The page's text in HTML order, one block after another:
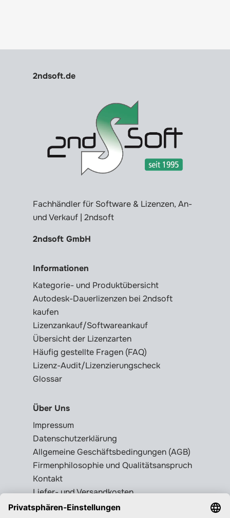
2ndsoft.de
Fachhändler für Software & Lizenzen, An-
und Verkauf | 2ndsoft
2ndsoft GmbH
Informationen
Kategorie- und Produktübersicht
Autodesk-Dauerlizenzen bei 2ndsoft
kaufen
Lizenzankauf/Softwareankauf
Übersicht der Lizenzarten
Häufig gestellte Fragen (FAQ)
Lizenz-Audit/Lizenzierungscheck
Glossar
Über Uns
Impressum
Datenschutzerklärung
Allgemeine Geschäftsbedingungen (AGB)
Firmenphilosophie und Qualitätsanspruch
Kontakt
Liefer- und Versandkosten
Rückgabebedingungen